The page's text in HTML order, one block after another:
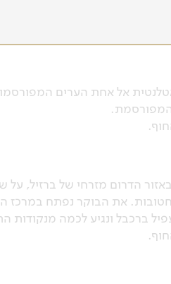
בקרבת שדה התעופה.
אל אחת הערים
המפורסמת.
הדרום מזרחי של ברזיל, על
את הבוקר נפתח במרכז
ברכבל ונגיע לכמה מנקודות